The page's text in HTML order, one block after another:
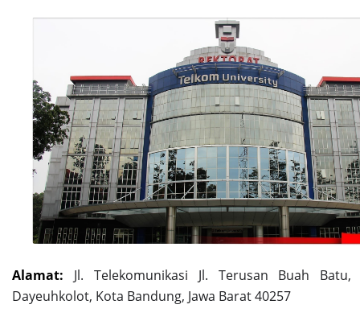
Alamat: Jl. Telekomunikasi Jl. Terusan Buah Batu,
Dayeuhkolot, Kota Bandung, Jawa Barat 40257